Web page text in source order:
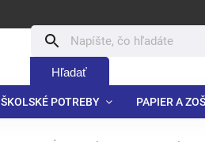
Hľadať
ŠKOLSKÉ POTREBY PAPIER A